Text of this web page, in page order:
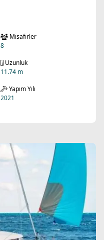
Misafirler
8
Uzunluk
11.74 m
Yapım Yılı
2021